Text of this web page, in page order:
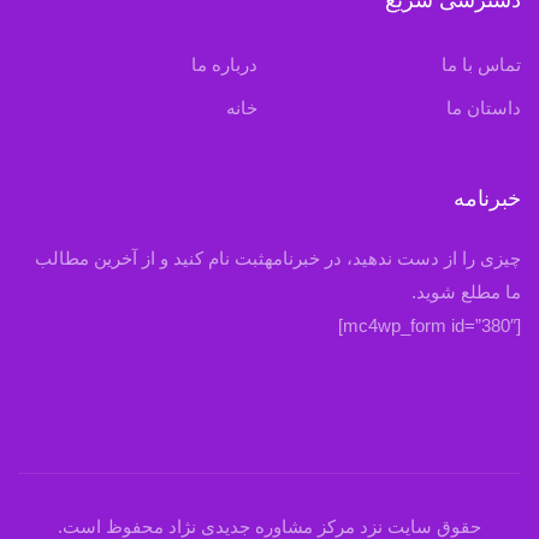
تماس با ما درباره ما
داستان ما خانه
خبرنامه
چیزی را از دست ندهید، در خبرنامهثبت نام کنید و از آخرین مطالب
ما مطلع شوید.
[mc4wp_form id=”380″]
حقوق سایت نزد مرکز مشاوره جدیدی نژاد محفوظ است.